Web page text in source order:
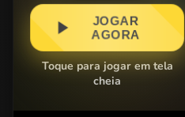
JOGAR
AGORA
Toque para jogar em tela
cheia